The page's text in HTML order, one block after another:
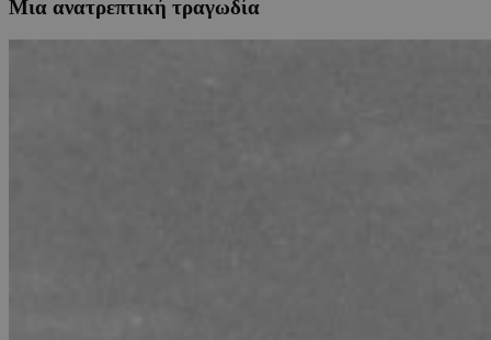
Μια ανατρεπτική τραγωδία